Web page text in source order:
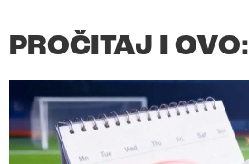
PROČITAJ I OVO: